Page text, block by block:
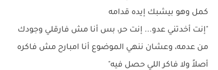
كمل وهو بيشبك إيده قدامه
"إنت أخدتني عدو... إنت حر، بس أنا مش فارقلي وجودك
من عدمه، وعشان ننهي الموضوع أنا امبارح مش فاكره
أصلاً ولا فاكر اللي حصل فيه"